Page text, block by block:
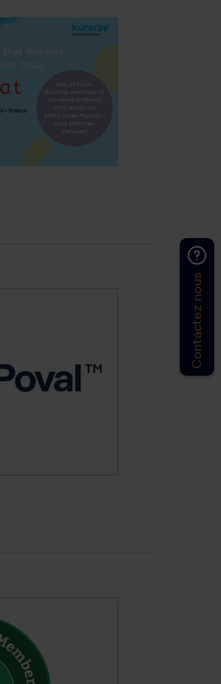
Contactez nous